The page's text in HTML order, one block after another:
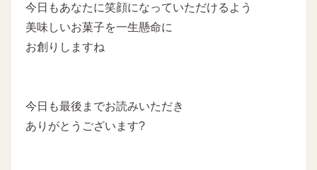
今日もあなたに笑顔になっていただけるよう
美味しいお菓子を一生懸命に
お創りしますね
今日も最後までお読みいただき
ありがとうございます?